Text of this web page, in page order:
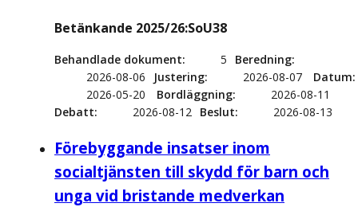
Betänkande 2025/26:SoU38
Behandlade dokument 5
Beredning
2026-08-06
Justering 2026-08-07
Datum
2026-05-20
Bordläggning
2026-08-11
Debatt
2026-08-12 Beslut 2026-08-13
Förebyggande insatser inom
socialtjänsten till skydd för barn och
unga vid bristande medverkan